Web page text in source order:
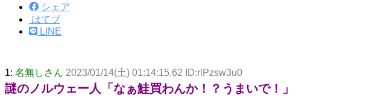
シェア
はてブ
LINE
1: 名無しさん 2023/01/14(土) 01:14:15.62 ID:rlPzsw3u0
謎のノルウェー人「なぁ鮭買わんか！？うまいで！」